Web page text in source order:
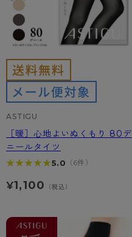
ASTIGU
［暖］心地よいぬくもり 80デ
ニールタイツ
★★★★★
★★★★★5.0 （6件）
¥1,100 （税込）